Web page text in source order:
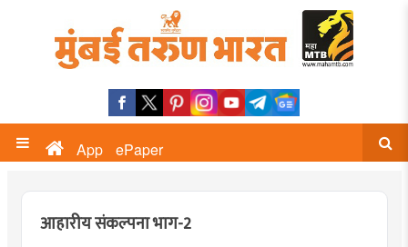
App ePaper
आहारीय संकल्पना भाग-2